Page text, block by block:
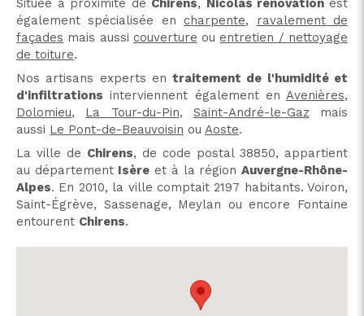
Située à proximité de Chirens, Nicolas rénovationest
également spécialisée encharpente, ravalement de
façades mais aussi couverture ouentretien / nettoyage
de toiture.
Nos artisans experts entraitement de l'humidité et
d'infiltrations interviennent également en Avenières,
Dolomieu, La Tour-du-Pin, Saint-André-le-Gaz mais
aussi Le Pont-de-Beauvoisin ou Aoste.
La ville de Chirens, de code postal 38850, appartient
au département Isère et à la régionAuvergne-Rhône-
Alpes. En 2010, la ville comptait 2197 habitants. Voiron,
Saint-Égrève, Sassenage, Meylan ou encore Fontaine
entourent Chirens.